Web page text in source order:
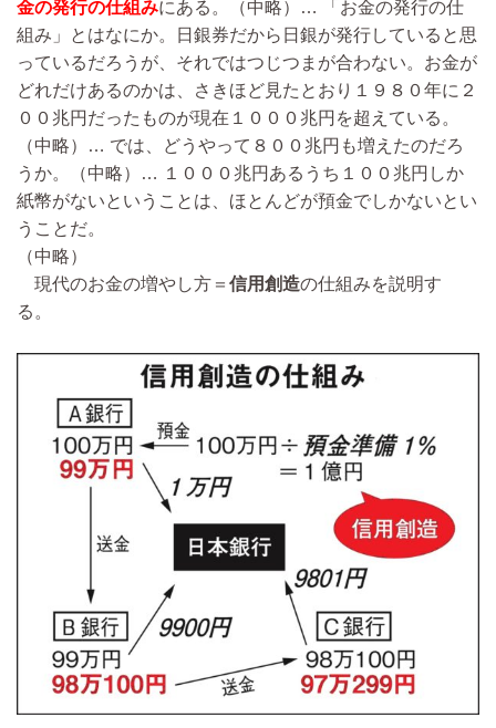
金の発行の仕組みにある。 （中略）…
「お金の発行の仕
組み」とはなにか。日銀券だから日銀が発行していると思
っているだろうが、それではつじつまが合わない。お金が
どれだけあるのかは、さきほど見たとおり１９８０年に２
００兆円だったものが現在１０００兆円を超えている。
（中略）… では、どうやって８００兆円も増えたのだろ
うか。
（中略）… １０００兆円あるうち１００兆円しか
紙幣がないということは、ほとんどが預金でしかないとい
うことだ。
（中略）
現代のお金の増やし方＝ 信用創造の仕組みを説明す
る。